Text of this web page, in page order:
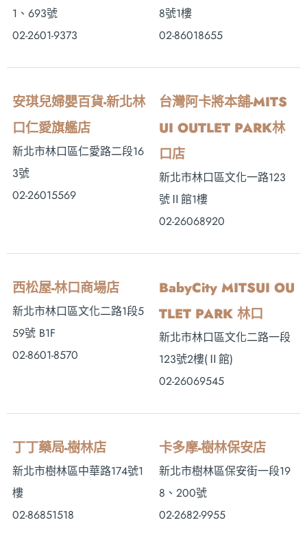
1、693號
02-2601-9373
8號1樓
02-86018655
安琪兒婦嬰百貨-新北林
口仁愛旗艦店
新北市林口區仁愛路二段16
3號
02-26015569
台灣阿卡將本舖-MITS
UI OUTLET PARK林
口店
新北市林口區文化一路123
號Ⅱ館1樓
02-26068920
西松屋-林口商場店
新北市林口區文化二路1段5
59號 B1F
02-8601-8570
BabyCity MITSUI OU
TLET PARK 林口
新北市林口區文化二路一段
123號2樓(Ⅱ館)
02-26069545
丁丁藥局-樹林店
新北市樹林區中華路174號1
樓
02-86851518
卡多摩-樹林保安店
新北市樹林區保安街一段19
8、200號
02-2682-9955